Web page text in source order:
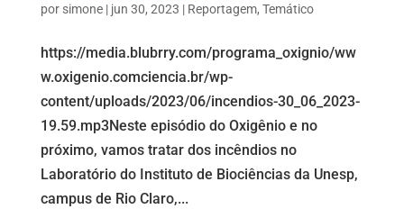
por simone| jun 30, 2023 | Reportagem, Temático
https://media.blubrry.com/programa_oxignio/ww
w.oxigenio.comciencia.br/wp-
content/uploads/2023/06/incendios-30_06_2023-
19.59.mp3Neste episódio do Oxigênio e no
próximo, vamos tratar dos incêndios no
Laboratório do Instituto de Biociências da Unesp,
campus de Rio Claro,...